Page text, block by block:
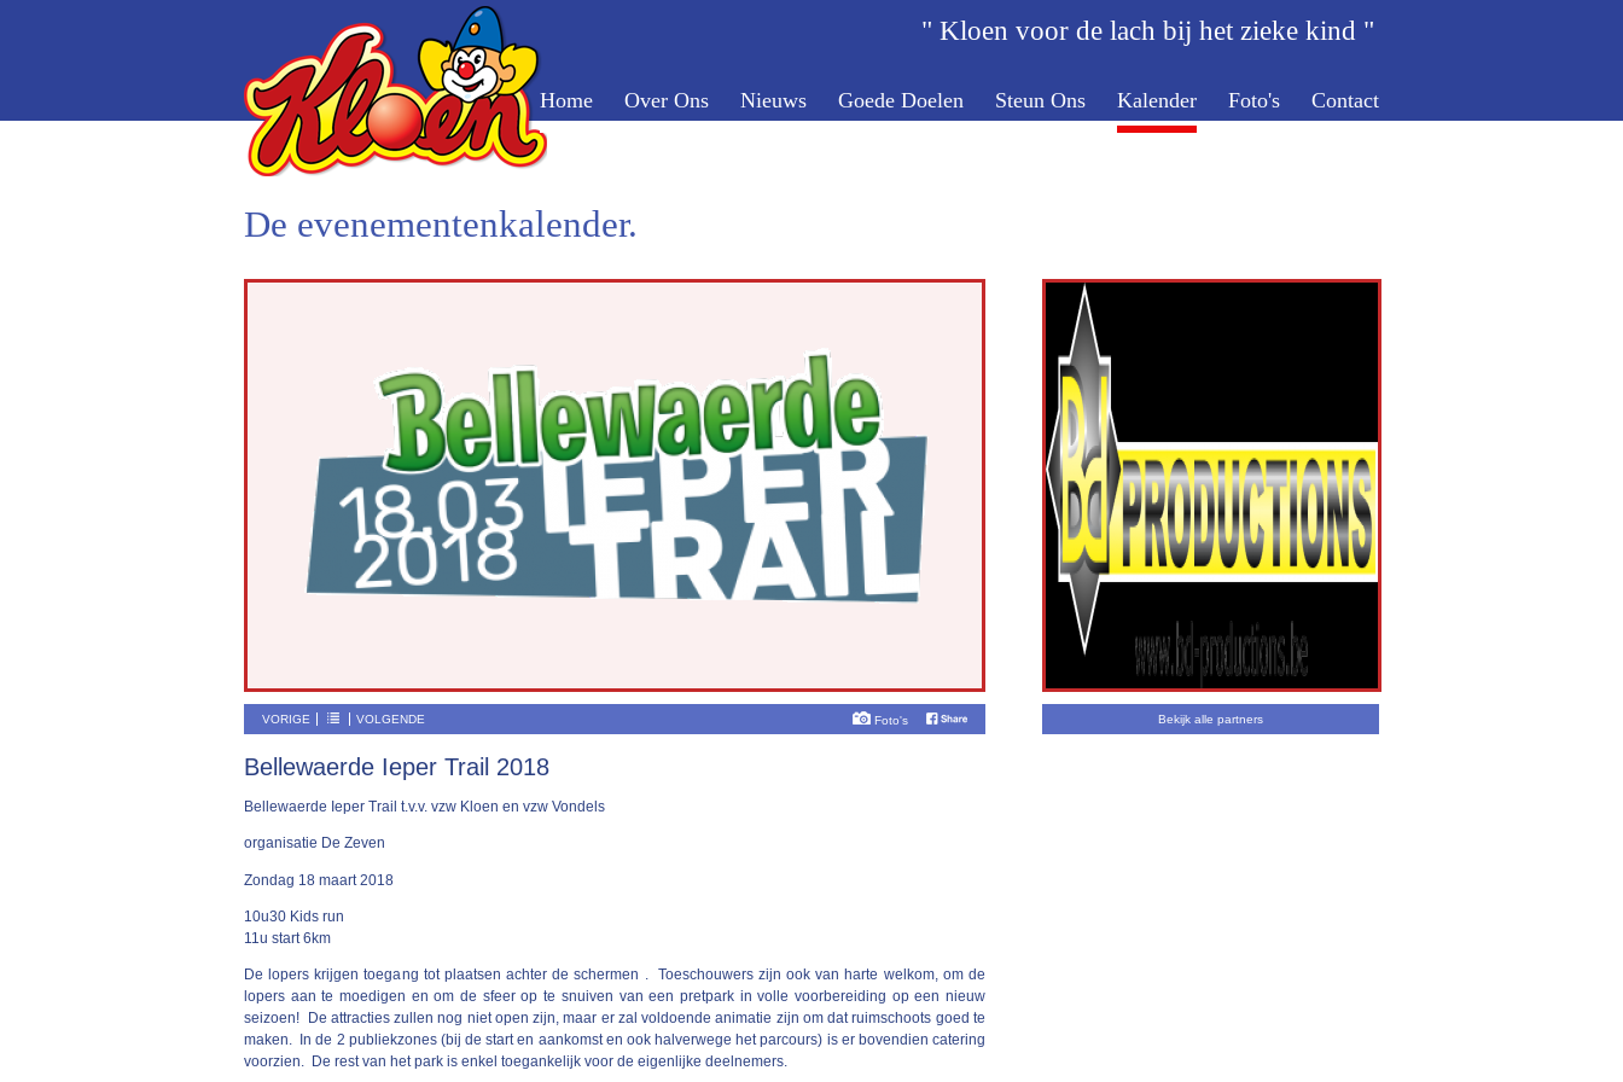
Home Over Ons Nieuws Goede Doelen Steun Ons Kalender Foto's Contact
" Kloen voor de lach bij het zieke kind "
De evenementenkalender.
Foto's
VORIGE VOLGENDE
Bellewaerde Ieper Trail 2018
Bellewaerde Ieper Trail t.v.v. vzw Kloen en vzw Vondels
organisatie De Zeven
Zondag 18 maart 2018
10u30 Kids run
11u start 6km
De lopers krijgen toegang tot plaatsen achter de schermen . Toeschouwers zijn ook van harte welkom, om de
lopers aan te moedigen en om de sfeer op te snuiven van een pretpark in volle voorbereiding op een nieuw
seizoen! De attracties zullen nog niet open zijn, maar er zal voldoende animatie zijn om dat ruimschoots goed te
maken. In de 2 publiekzones (bij de start en aankomst en ook halverwege het parcours) is er bovendien catering
voorzien. De rest van het park is enkel toegankelijk voor de eigenlijke deelnemers.
Bekijk alle partners